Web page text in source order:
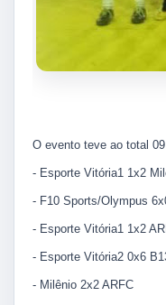
O evento teve ao total
- Esporte Vitória1 1x2
- F10 Sports/Olympus
- Esporte Vitória1 1x2
- Esporte Vitória2 0x6
- Milênio 2x2 ARFC